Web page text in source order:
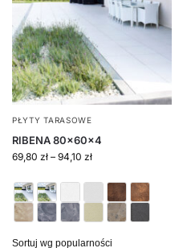
PŁYTY TARASOWE
RIBENA 80x60x4
69,80 zł – 94,10 zł